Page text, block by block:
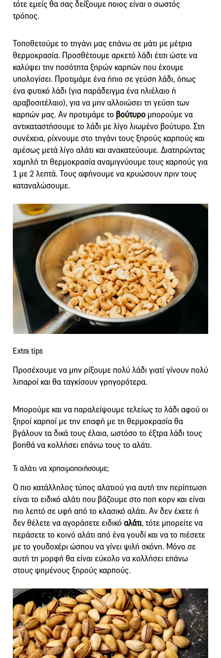
τότε εμείς θα σας δείξουμε ποιος είναι ο σωστός
τρόπος.
Τοποθετούμε το τηγάνι μας επάνω σε μάτι με μέτρια
θερμοκρασία. Προσθέτουμε αρκετό λάδι έτσι ώστε να
καλύψει την ποσότητα ξηρών καρπών που έχουμε
υπολογίσει. Προτιμάμε ένα ήπιο σε γεύση λάδι, όπως
ένα φυτικό λάδι (για παράδειγμα ένα ηλιέλαιο ή
αραβοσιτέλαιο), για να μην αλλοιώσει τη γεύση των
καρπών μας. Αν προτιμάμε το βούτυρο μπορούμε να
αντικαταστήσουμε το λάδι με λίγο λιωμένο βούτυρο. Στη
συνέχεια, ρίχνουμε στο τηγάνι τους ξηρούς καρπούς και
αμέσως μετά λίγο αλάτι και ανακατεύουμε. Διατηρώντας
χαμηλή τη θερμοκρασία αναμιγνύουμε τους καρπούς για
1 με 2 λεπτά. Τους αφήνουμε να κρυώσουν πριν τους
καταναλώσουμε.
Extra tips
Προσέχουμε να μην ρίξουμε πολύ λάδι γιατί γίνουν πολύ
λιπαροί και θα ταγκίσουν γρηγορότερα.
Μπορούμε και να παραλείψουμε τελείως το λάδι αφού οι
ξηροί καρποί με την επαφή με τη θερμοκρασία θα
βγάλουν τα δικά τους έλαια, ωστόσο το έξτρα λάδι τους
βοηθά να κολλήσει επάνω τους το αλάτι.
Τι αλάτι να χρησιμοποιήσουμε;
Ο πιο κατάλληλος τύπος αλατιού για αυτή την περίπτωση
είναι το ειδικό αλάτι που βάζουμε στο ποπ κορν και είναι
πιο λεπτό σε υφή από το κλασικό αλάτι. Αν δεν έχετε ή
δεν θέλετε να αγοράσετε ειδικό αλάτι, τότε μπορείτε να
περάσετε το κοινό αλάτι από ένα γουδί και να το πιέσετε
με το γουδοχέρι ώσπου να γίνει ψιλή σκόνη. Μόνο σε
αυτή τη μορφή θα είναι εύκολο να κολλήσει επάνω
στους ψημένους ξηρούς καρπούς.